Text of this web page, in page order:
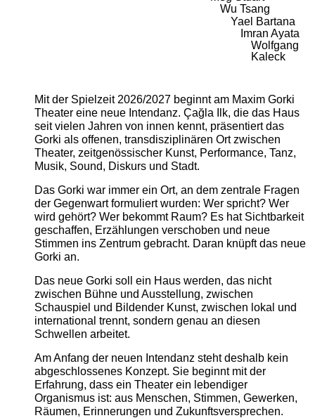
Wu Tsang
Yael Bartana
Imran Ayata
Wolfgang
Kaleck
Mit der Spielzeit 2026/2027 beginnt am Maxim Gorki
Theater eine neue Intendanz. Çağla Ilk, die das Haus
seit vielen Jahren von innen kennt, präsentiert das
Gorki als offenen, transdisziplinären Ort zwischen
Theater, zeitgenössischer Kunst, Performance, Tanz,
Musik, Sound, Diskurs und Stadt.
Das Gorki war immer ein Ort, an dem zentrale Fragen
der Gegenwart formuliert wurden: Wer spricht? Wer
wird gehört? Wer bekommt Raum? Es hat Sichtbarkeit
geschaffen, Erzählungen verschoben und neue
Stimmen ins Zentrum gebracht. Daran knüpft das neue
Gorki an.
Das neue Gorki soll ein Haus werden, das nicht
zwischen Bühne und Ausstellung, zwischen
Schauspiel und Bildender Kunst, zwischen lokal und
international trennt, sondern genau an diesen
Schwellen arbeitet.
Am Anfang der neuen Intendanz steht deshalb kein
abgeschlossenes Konzept. Sie beginnt mit der
Erfahrung, dass ein Theater ein lebendiger
Organismus ist: aus Menschen, Stimmen, Gewerken,
Räumen, Erinnerungen und Zukunftsversprechen.